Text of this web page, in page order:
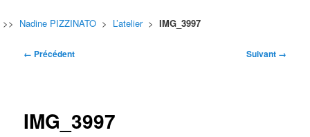
contenu
principal
contenu
secondaire
>> Nadine PIZZINATO > L’atelier> IMG_3997
Navigation
← Précédent Suivant →
IMG_3997